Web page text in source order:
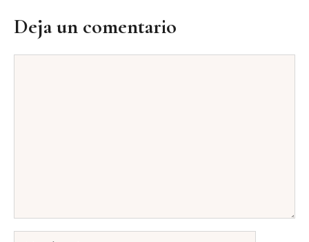
Deja un comentario